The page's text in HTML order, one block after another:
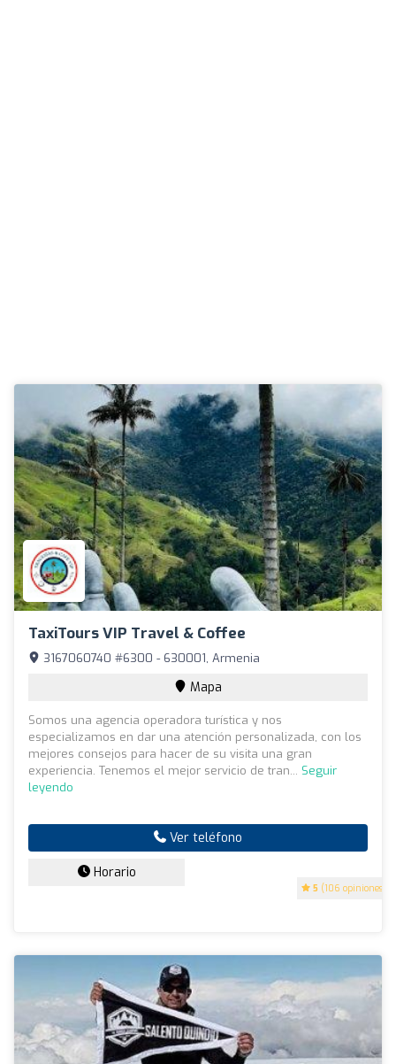
TaxiTours VIP Travel & Coffee
5 (106 opiniones)
3167060740 #6300 - 630001, Armenia
Mapa
Somos una agencia operadora turística y nos
especializamos en dar una atención personalizada, con los
mejores consejos para hacer de su visita una gran
experiencia. Tenemos el mejor servicio de tran... Seguir
leyendo
Ver teléfono
Horario